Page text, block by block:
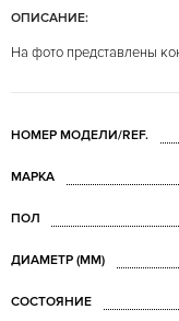
ОПИСАНИЕ:
На фото представлены
НОМЕР МОДЕЛИ/REF.
МАРКА
ПОЛ
ДИАМЕТР (MM)
СОСТОЯНИЕ